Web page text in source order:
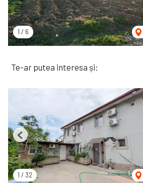
1 / 6
Te-ar putea interesa și:
1 / 32
Previous